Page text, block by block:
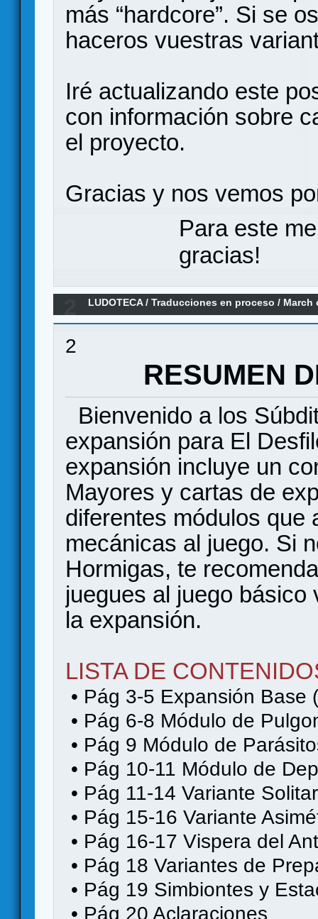
más “hardcore”. Si se
haceros vuestras
Iré actualizando este
con información sobre
el proyecto.
Gracias y nos vemos
Para este
gracias!
LUDOTECA/Traducciones en proceso / March
Meadow - Parte 1(Traducción en proceso)
2
RESUMEN
Bienvenido a los
expansión para El
expansión incluye un
Mayores y cartas de
diferentes módulos que
mecánicas al juego. Si
Hormigas, te
juegues al juego
la expansión.
LISTA DE
• Pág 3-5 Expansión Base
• Pág 6-8 Módulo de
• Pág 9 Módulo de
• Pág 10-11 Módulo de
• Pág 11-14 Variante
• Pág 15-16 Variante
• Pág 16-17 Vispera del
• Pág 18 Variantes de
• Pág 19 Simbiontes y
• Pág 20 Aclaraciones